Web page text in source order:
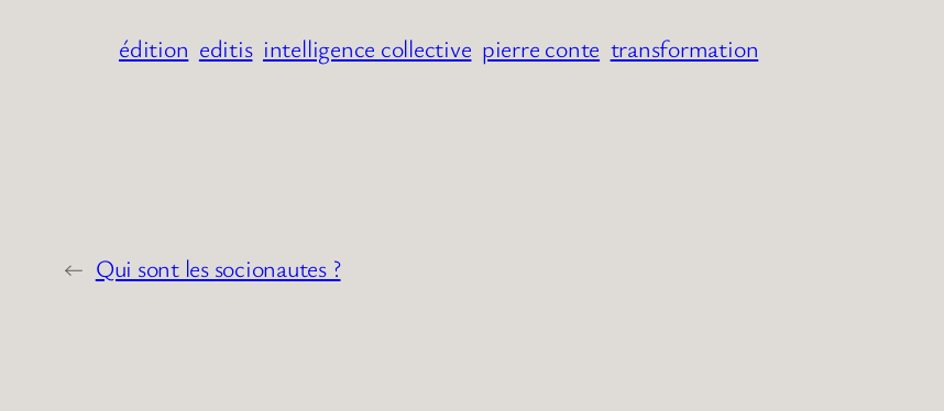
édition editis intelligence collective pierre conte transformation
← Qui sont les socionautes ?